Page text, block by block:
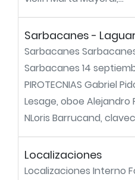
Sarbacanes -
Sarbacanes
Sarbacanes 14
PIROTECNIAS Gabriel
Lesage, oboe
NLoris Barrucand,
Localizaciones
Localizaciones Interno